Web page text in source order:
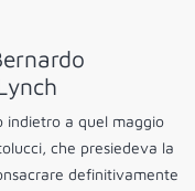
indietro a quel maggio
che presiedeva la
definitivamente